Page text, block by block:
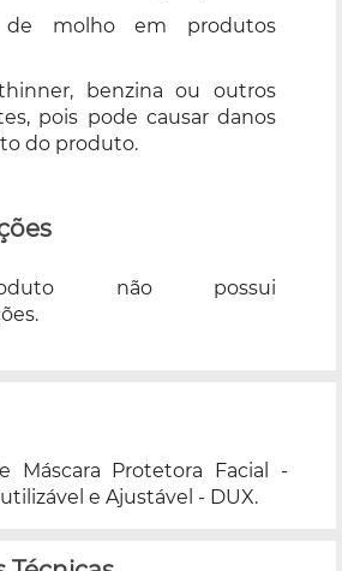
de molho em produtos
benzina ou outros
pois pode causar danos
do produto.
não possui
Máscara Protetora Facial -
e Ajustável - DUX.